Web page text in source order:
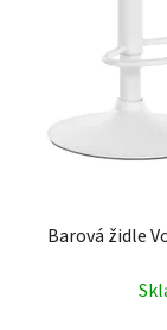
Barová židle